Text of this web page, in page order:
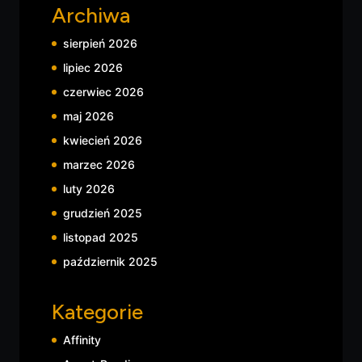
Archiwa
sierpień 2026
lipiec 2026
czerwiec 2026
maj 2026
kwiecień 2026
marzec 2026
luty 2026
grudzień 2025
listopad 2025
październik 2025
Kategorie
Affinity